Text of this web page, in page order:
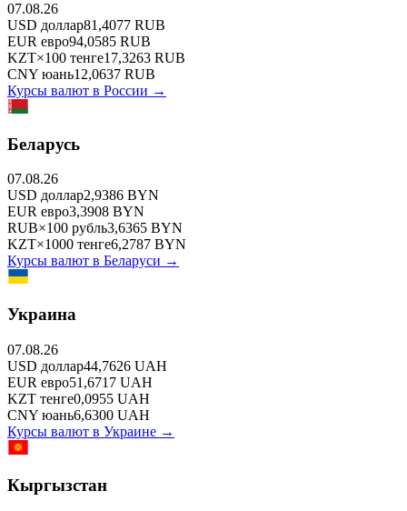
07.08.26
USD доллар81,4077 RUB
EUR евро94,0585 RUB
KZT×100 тенге17,3263 RUB
CNY юань12,0637 RUB
Курсы валют в России →
Беларусь
07.08.26
USD доллар2,9386 BYN
EUR евро3,3908 BYN
RUB×100 рубль3,6365 BYN
KZT×1000 тенге6,2787 BYN
Курсы валют в Беларуси →
Украина
07.08.26
USD доллар44,7626 UAH
EUR евро51,6717 UAH
KZT тенге0,0955 UAH
CNY юань6,6300 UAH
Курсы валют в Украине →
Кыргызстан